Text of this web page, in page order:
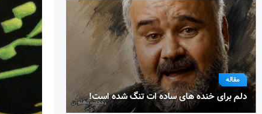
مقاله
دلم برای خنده های ساده ات تنگ شده است!